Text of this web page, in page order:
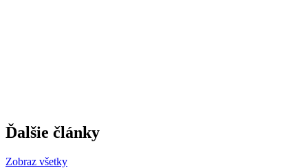
Ďalšie články
Zobraz všetky